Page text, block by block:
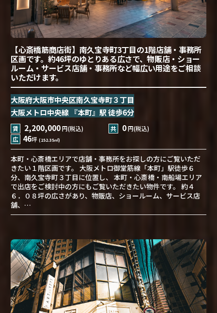
【心斎橋筋商店街】南久宝寺町3丁目の1階店舗・事務所
区画です。約46坪のゆとりある広さで、物販店・ショー
ルーム・サービス店舗・事務所など幅広い用途をご相談
いただけます。
大阪府大阪市中央区南久宝寺町３丁目
大阪メトロ中央線 『本町』駅 徒歩6分
賃 2,200,000円(税込) 共 0円(税込)
広 46坪(152.35㎡)
本町・心斎橋エリアで店舗・事務所をお探しの方にご覧いただ
きたい１階区画です。 大阪メトロ御堂筋線「本町」駅徒歩６
分、南久宝寺町３丁目に位置し、 本町・心斎橋・南船場エリア
で出店をご検討中の方にもご覧いただきたい物件です。 約４
６．０８坪の広さがあり、物販店、ショールーム、サービス店
舗、…